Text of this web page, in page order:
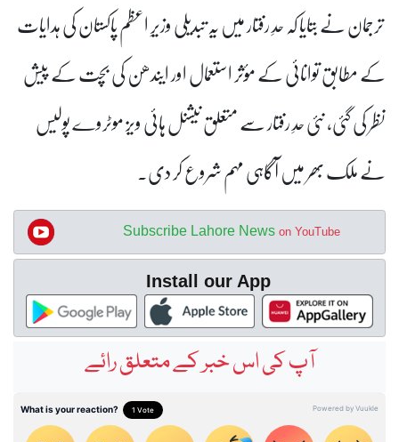
ترجمان نے بتایا کہ حدِ رفتار میں یہ تبدیلی وزیرِ اعظم پاکستان کی ہدایات
کے مطابق توانائی کے مؤثر استعمال اور ایندھن کی بچت کے پیش
نظر کی گئی، نئی حدِ رفتار سے متعلق نیشنل ہائی ویز موٹروے پولیس
نے ملک بھر میں آگاہی مہم شروع کر دی۔
Subscribe Lahore News on YouTube
Install our App
آپ کی اس خبر کے متعلق رائے